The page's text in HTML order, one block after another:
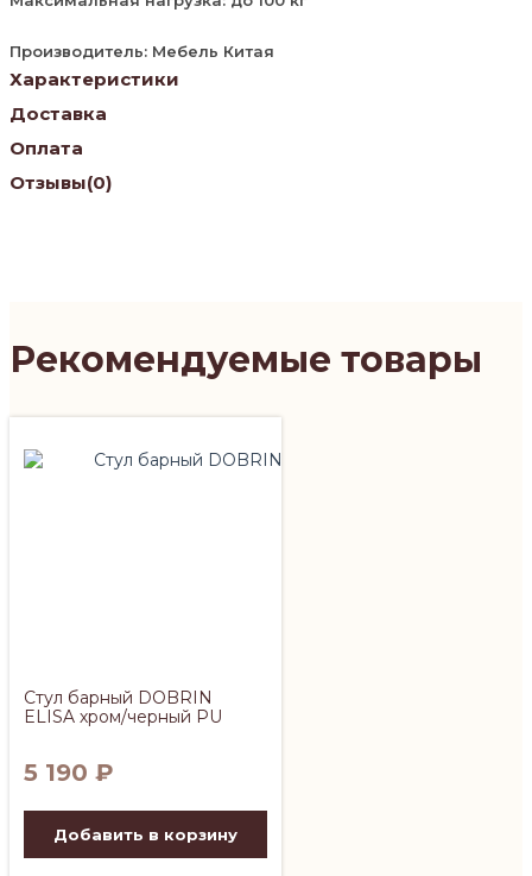
Производитель: Мебель Китая
Характеристики
Доставка
Оплата
Отзывы(0)
Рекомендуемые товары
Стул барный DOBRIN
ELISA хром/черный PU
5 190 ₽
Добавить в корзину